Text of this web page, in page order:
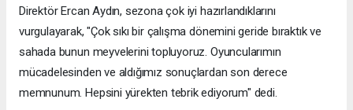
Direktör Ercan Aydın, sezona çok iyi hazırlandıklarını
vurgulayarak, "Çok sıkı bir çalışma dönemini geride bıraktık ve
sahada bunun meyvelerini topluyoruz. Oyuncularımın
mücadelesinden ve aldığımız sonuçlardan son derece
memnunum. Hepsini yürekten tebrik ediyorum" dedi.